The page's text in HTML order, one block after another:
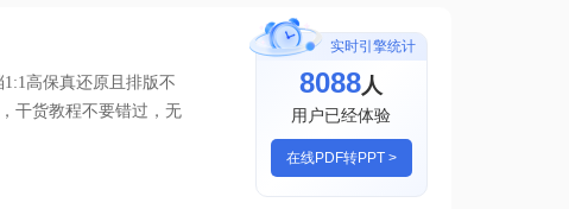
高保真还原且排版不
干货教程不要错过 ，无
实时引擎统计
8088人
用户已经体验
在线PDF转PPT >